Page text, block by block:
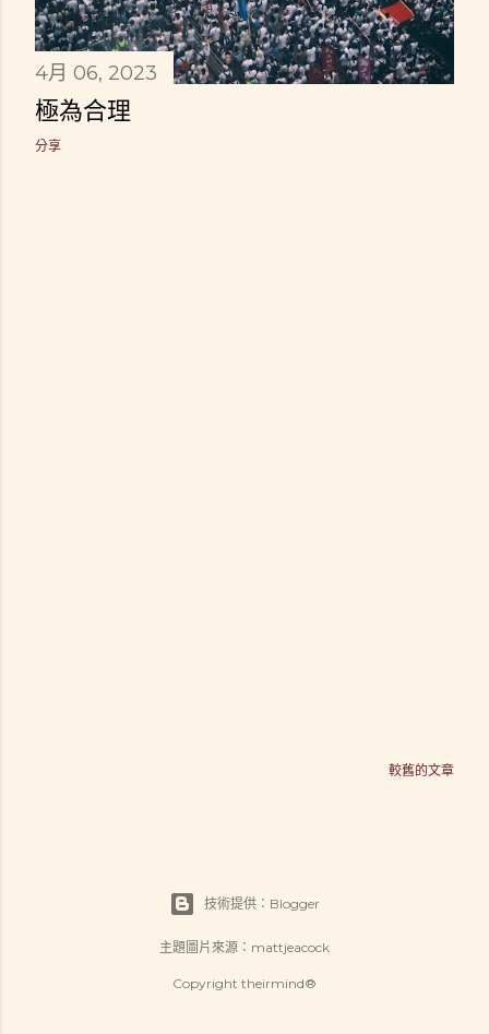
4月 06, 2023
極為合理
分享
較舊的文章
技術提供：Blogger
主題圖片來源： mattjeacock
Copyright theirmind®